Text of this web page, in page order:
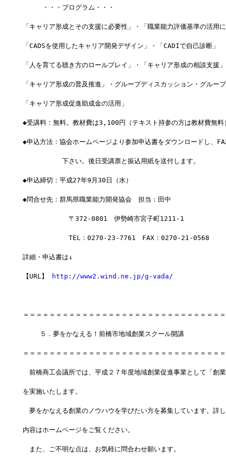
・・・プログラム・・・
「キャリア形成とその支援に必要性」・「職業能力評価基準の活用
「CADSを使用したキャリア開発デザイン」・「CADIで自己診断」
「人を育てる聴き方のロールプレイ」・「キャリア形成の相談支援」
「キャリア形成の普及推進」・グループディスカッション・グルー
「キャリア形成促進助成金の活用」
◆受講料：無料。教材費は3,100円（テキスト持参の方は教材費無料
◆申込方法：協会ホームページより参加申込書をダウンロードし、
下さい。後日受講票と振込用紙を送付します。
◆申込締切：平成27年9月30日（水）
◆問合せ先：群馬県職業能力開発協会　担当：田中
〒372-0801　伊勢崎市宮子町1211-1
TEL：0270-23-7761　FAX：0270-21-0568
詳細・申込書は↓
【URL】 http://www2.wind.ne.jp/g-vada/
＝＝＝＝＝＝＝＝＝＝＝＝＝＝＝＝＝＝＝＝＝＝＝＝＝＝＝＝＝＝
５．夢をかなえる！前橋市地域創業スクール開講
＝＝＝＝＝＝＝＝＝＝＝＝＝＝＝＝＝＝＝＝＝＝＝＝＝＝＝＝＝＝
前橋商工会議所では、平成２７年度地域創業促進事業として「創
を実施いたします。
夢をかなえる創業のノウハウを学びたい方を募集しています。詳
内容はホームページをご覧ください。
また、ご不明な点は、お気軽に問合わせ願います。